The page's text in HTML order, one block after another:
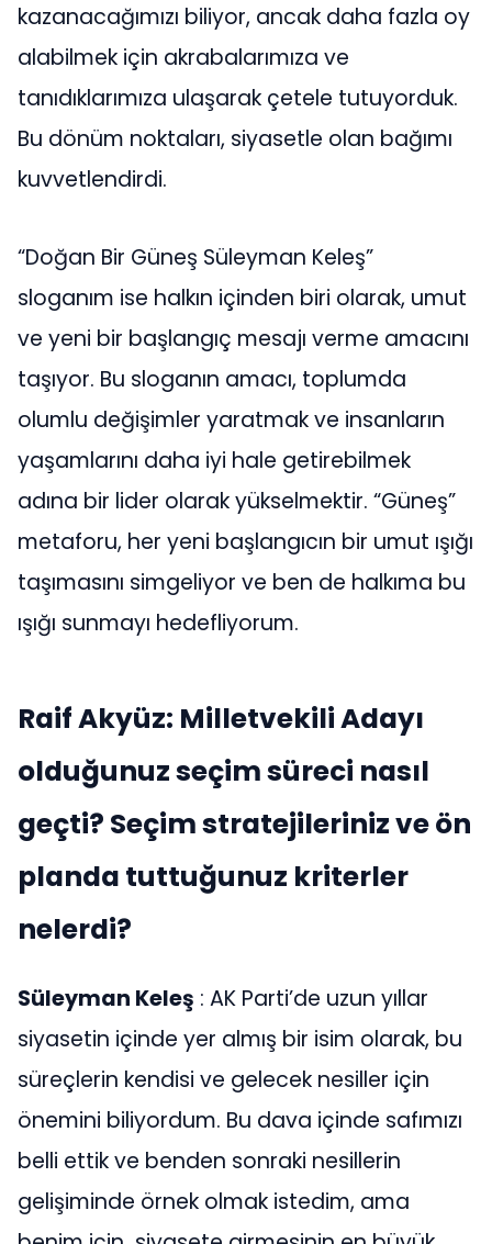
kazanacağımızı biliyor, ancak daha fazla oy
alabilmek için akrabalarımıza ve
tanıdıklarımıza ulaşarak çetele tutuyorduk.
Bu dönüm noktaları, siyasetle olan bağımı
kuvvetlendirdi.
“Doğan Bir Güneş Süleyman Keleş”
sloganım ise halkın içinden biri olarak, umut
ve yeni bir başlangıç mesajı verme amacını
taşıyor. Bu sloganın amacı, toplumda
olumlu değişimler yaratmak ve insanların
yaşamlarını daha iyi hale getirebilmek
adına bir lider olarak yükselmektir. “Güneş”
metaforu, her yeni başlangıcın bir umut ışığı
taşımasını simgeliyor ve ben de halkıma bu
ışığı sunmayı hedefliyorum.
Raif Akyüz: Milletvekili Adayı
olduğunuz seçim süreci nasıl
geçti? Seçim stratejileriniz ve ön
planda tuttuğunuz kriterler
nelerdi?
Süleyman Keleş : AK Parti’de uzun yıllar
siyasetin içinde yer almış bir isim olarak, bu
süreçlerin kendisi ve gelecek nesiller için
önemini biliyordum. Bu dava içinde safımızı
belli ettik ve benden sonraki nesillerin
gelişiminde örnek olmak istedim, ama